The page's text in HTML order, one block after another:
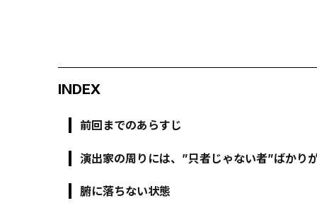
INDEX
前回までのあらすじ
演出家の周りには、”只者じゃない者”ばかり
腑に落ちない状態